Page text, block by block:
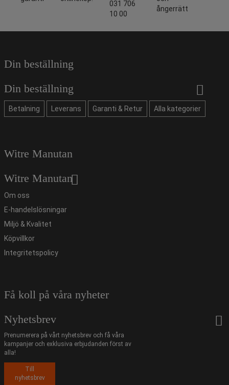
031 706
10 00
ångerrätt
Din beställning
Din beställning
Betalning Leverans Garanti & Retur Alla kategorier
Witre Manutan
Witre Manutan
Om oss
E-handelslösningar
Miljö & Kvalitet
Köpvillkor
Integritetspolicy
Få koll på våra nyheter
Nyhetsbrev
Prenumerera på vårt nyhetsbrev och få våra
kampanjer och exklusiva erbjudanden först av
alla!
Till
nyhetsbrev